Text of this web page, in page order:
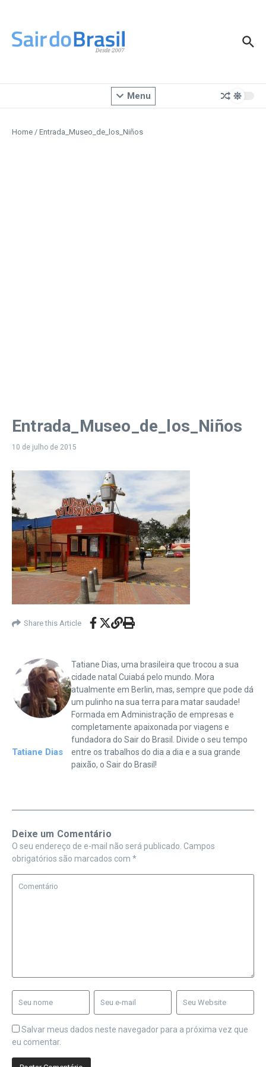
Menu
Home / Entrada_Museo_de_los_Niños
Entrada_Museo_de_los_Niños
10 de julho de 2015
Share this Article
Tatiane Dias
Tatiane Dias, uma brasileira que trocou a sua
cidade natal Cuiabá pelo mundo. Mora
atualmente em Berlin, mas, sempre que pode dá
um pulinho na sua terra para matar saudade!
Formada em Administração de empresas e
completamente apaixonada por viagens e
fundadora do Sair do Brasil. Divide o seu tempo
entre os trabalhos do dia a dia e a sua grande
paixão, o Sair do Brasil!
Deixe um Comentário
O seu endereço de e-mail não será publicado. Campos
obrigatórios são marcados com *
Salvar meus dados neste navegador para a próxima vez que
eu comentar.